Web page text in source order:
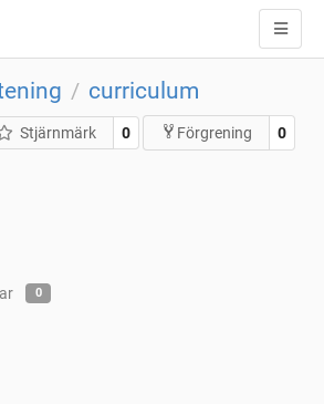
/ curriculum
Stjärnmärk 0 Förgrening 0
0